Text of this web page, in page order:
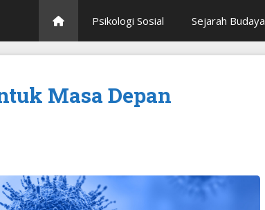
Psikologi Sosial Sejarah Budaya
Masa Depan